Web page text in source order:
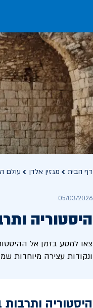
דף הבית מגזין אלדן עולם
05/03/2026
היסטוריה
צאו למסע בזמן אל
ונקודות עצירה מיוחדות
היסטוריה